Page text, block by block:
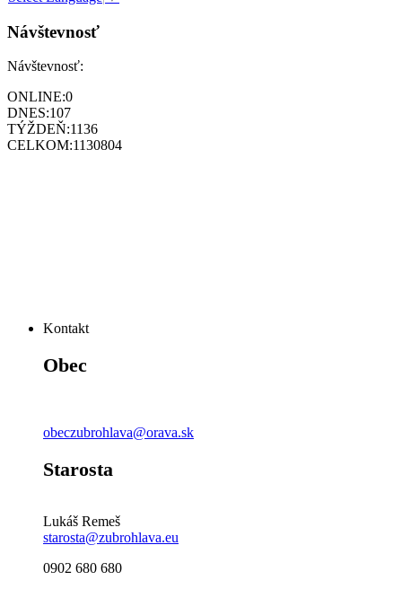
Návštevnosť
Návštevnosť:
ONLINE:0
DNES:107
TÝŽDEŇ:1136
CELKOM:1130804
Kontakt
Obec
obeczubrohlava@orava.sk
Starosta
Lukáš Remeš
starosta@zubrohlava.eu
0902 680 680